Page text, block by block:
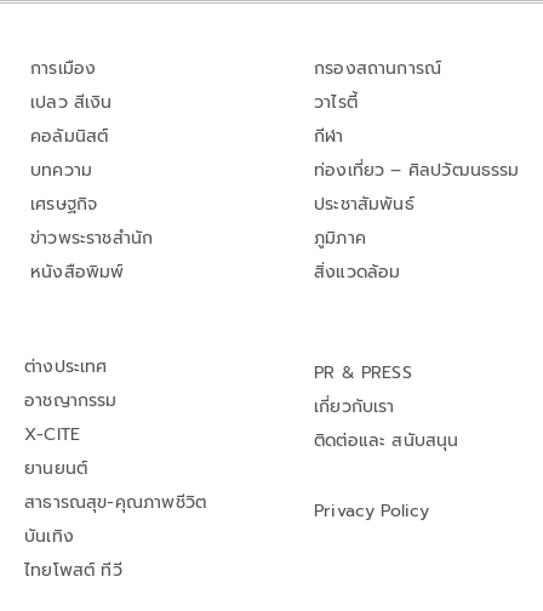
การเมือง
เปลว สีเงิน
คอลัมนิสต์
บทความ
เศรษฐกิจ
ข่าวพระราชสำนัก
หนังสือพิมพ์
กรองสถานการณ์
วาไรตี้
กีฬา
ท่องเที่ยว – ศิลปวัฒนธรรม
ประชาสัมพันธ์
ภูมิภาค
สิ่งแวดล้อม
ต่างประเทศ
อาชญากรรม
X-CITE
ยานยนต์
สาธารณสุข-คุณภาพชีวิต
บันเทิง
ไทยโพสต์ ทีวี
PR & PRESS
เกี่ยวกับเรา
ติดต่อและ สนับสนุน
Privacy Policy